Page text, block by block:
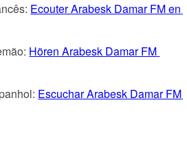
Ecouter Arabesk Damar FM en
Hören Arabesk Damar FM
Escuchar Arabesk Damar FM